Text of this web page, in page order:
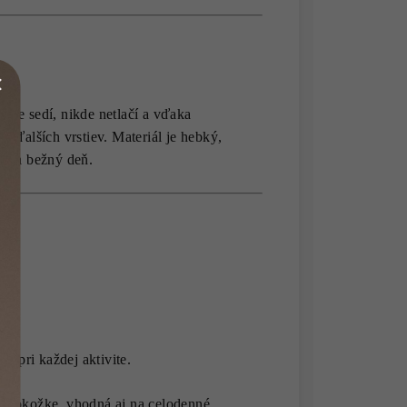
sedí, nikde netlačí a vďaka
ďalších vrstiev. Materiál je hebký,
na bežný deň.
pri každej aktivite.
vhodná aj na celodenné